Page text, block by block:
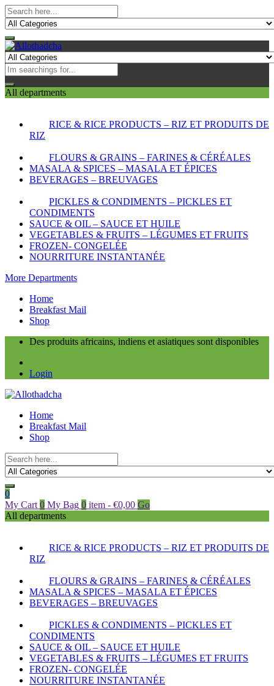
All departments
RICE & RICE PRODUCTS – RIZ ET PRODUITS DE
RIZ
FLOURS & GRAINS – FARINES & CÉRÉALES
MASALA & SPICES – MASALA ET ÉPICES
BEVERAGES – BREUVAGES
PICKLES & CONDIMENTS – PICKLES ET
CONDIMENTS
SAUCE & OIL – SAUCE ET HUILE
VEGETABLES & FRUITS – LÉGUMES ET FRUITS
FROZEN- CONGELÉE
NOURRITURE INSTANTANÉE
More Departments
Home
Breakfast Mail
Shop
Des produits africains, indiens et asiatiques sont disponibles
Login
Home
Breakfast Mail
Shop
0
My Cart 0 My Bag 0 item - €0,00 Go
All departments
RICE & RICE PRODUCTS – RIZ ET PRODUITS DE
RIZ
FLOURS & GRAINS – FARINES & CÉRÉALES
MASALA & SPICES – MASALA ET ÉPICES
BEVERAGES – BREUVAGES
PICKLES & CONDIMENTS – PICKLES ET
CONDIMENTS
SAUCE & OIL – SAUCE ET HUILE
VEGETABLES & FRUITS – LÉGUMES ET FRUITS
FROZEN- CONGELÉE
NOURRITURE INSTANTANÉE